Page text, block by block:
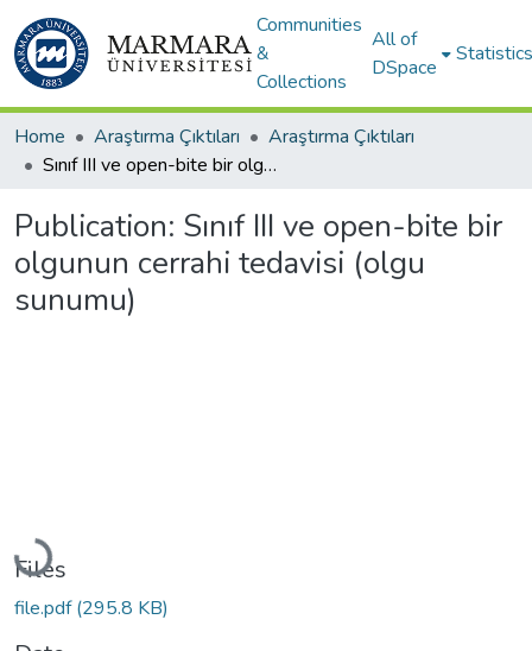
Communities
&
Collections
All of
DSpace
Statistics
Home Araştırma Çıktıları
Araştırma Çıktıları
Sınıf III ve open-bite bir olgunun cerrahi tedavisi (olgu sunumu)
Publication: Sınıf III ve open-bite bir
olgunun cerrahi tedavisi (olgu
sunumu)
Loading...
Files
file.pdf(295.8 KB)